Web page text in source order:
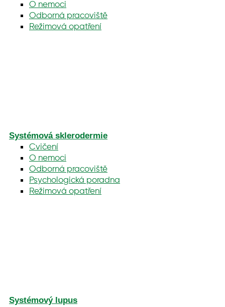
O nemoci
Odborná pracoviště
Režimová opatření
Systémová sklerodermie
Cvičení
O nemoci
Odborná pracoviště
Psychologická poradna
Režimová opatření
Systémový lupus